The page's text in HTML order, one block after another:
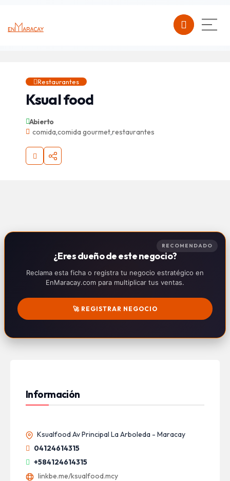
Restaurantes
Ksual food
Abierto
comida,comida gourmet,restaurantes
Información
Ksualfood Av Principal La Arboleda - Maracay
04124614315
+584124614315
linkbe.me/ksualfood.mcy
RECOMENDADO
¿Eres dueño de este negocio?
Reclama esta ficha o registra tu negocio estratégico en
EnMaracay.com para multiplicar tus ventas.
🚀 REGISTRAR NEGOCIO